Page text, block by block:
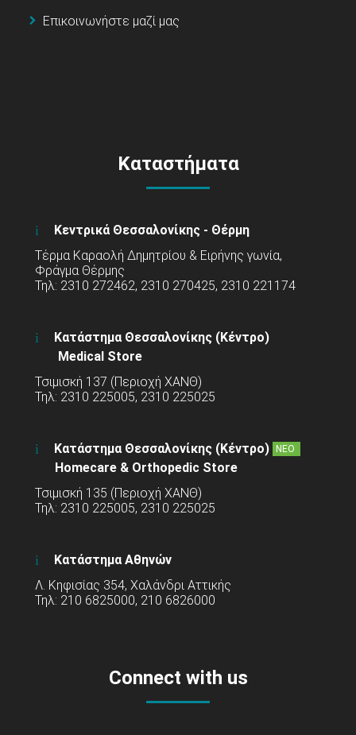
Επικοινωνήστε μαζί μας
Καταστήματα
Κεντρικά Θεσσαλονίκης - Θέρμη
Τέρμα Καραολή Δημητρίου & Ειρήνης γωνία,
Φράγμα Θέρμης
Τηλ: 2310 272462, 2310 270425, 2310 221174
Κατάστημα Θεσσαλονίκης (Κέντρο)
Medical Store
Τσιμισκή 137 (Περιοχή ΧΑΝΘ)
Τηλ: 2310 225005, 2310 225025
Κατάστημα Θεσσαλονίκης (Κέντρο) ΝΕΟ
Homecare & Orthopedic Store
Τσιμισκή 135 (Περιοχή ΧΑΝΘ)
Τηλ: 2310 225005, 2310 225025
Κατάστημα Αθηνών
Λ. Κηφισίας 354, Χαλάνδρι Αττικής
Τηλ: 210 6825000, 210 6826000
Connect with us